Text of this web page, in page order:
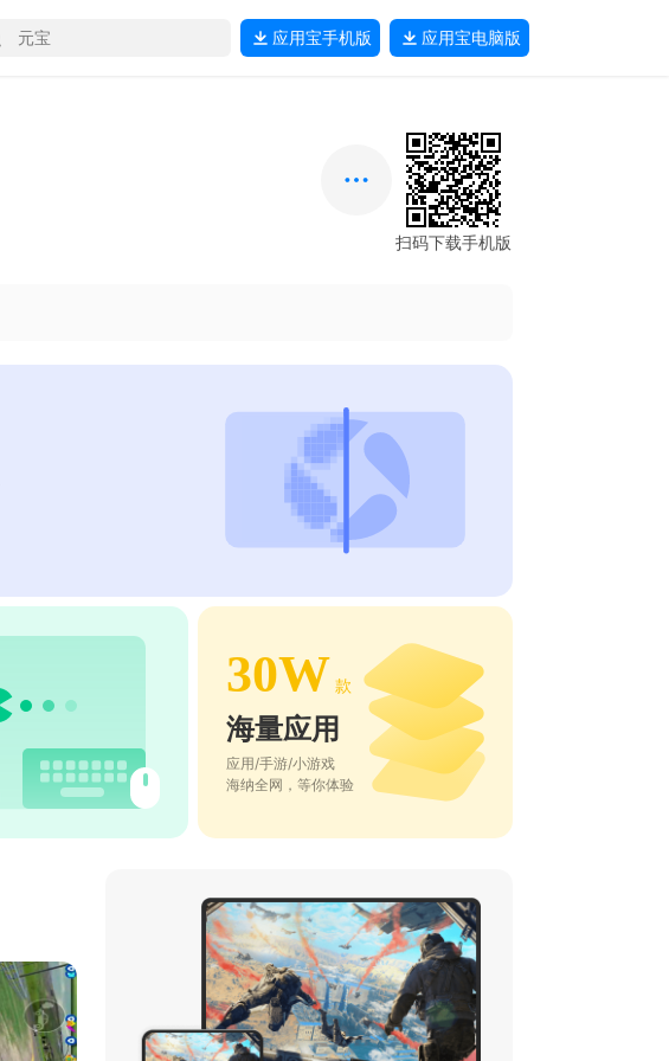
应用宝手机版 应用宝电脑版
扫码下载手机版
30W 款
海量应用
应用/手游/小游戏
海纳全网，等你体验